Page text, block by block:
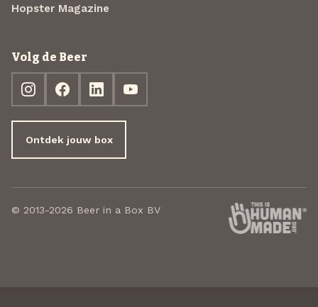
Hopster Magazine
Volg de Beer
Ontdek jouw box
© 2013-2026 Beer in a Box BV